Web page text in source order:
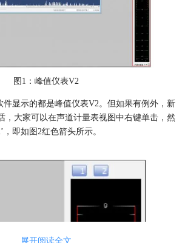
图1：峰值仪表V2
显示的都是峰值仪表V2。但如果有例外，新
，大家可以在声道计量表视图中右键单击，然
即如图2红色箭头所示。
展开阅读全文